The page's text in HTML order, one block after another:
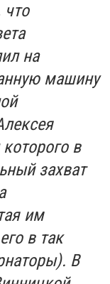
на
машину
в
захват
им
в так
В